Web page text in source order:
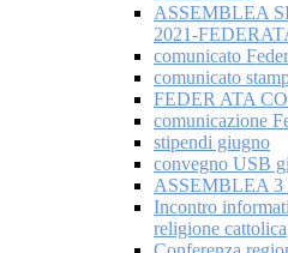
ASSEMBLEA
2021-
comunicato
comunicato
FEDER ATA
comunicazione
stipendi giugno
convegno USB
ASSEMBLEA 3
Incontro
religione cattolica